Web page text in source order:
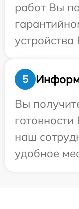
работ Вы
5
Вы
наш
удобное